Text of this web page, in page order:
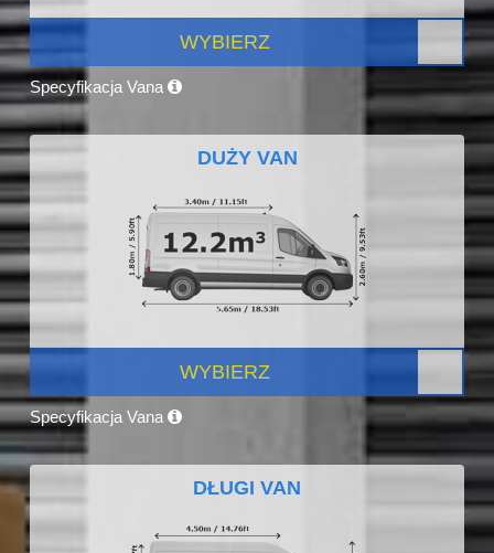
WYBIERZ
Specyfikacja Vana
DUŻY VAN
WYBIERZ
Specyfikacja Vana
DŁUGI VAN